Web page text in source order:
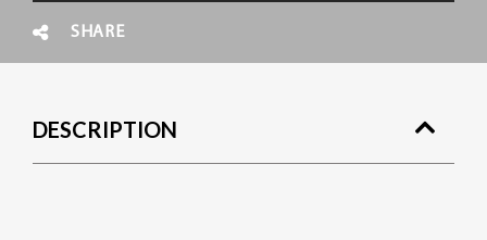
SHARE
DESCRIPTION